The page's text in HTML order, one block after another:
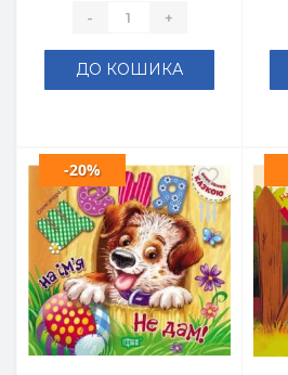
- +
ДО КОШИКА
-20%